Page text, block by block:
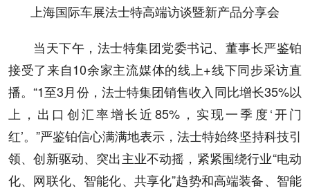
上海国际车展法士特高端访谈暨新产品分享会
当天下午，法士特集团党委书记、董事长严鉴铂
接受了来自10余家主流媒体的线上+线下同步采访直
播。“1至3月份，法士特集团销售收入同比增长35%以
上，出口创汇率增长近85%，实现一季度‘开门
红’。”严鉴铂信心满满地表示，法士特始终坚持科技引
领、创新驱动、突出主业不动摇，紧紧围绕行业“电动
化、网联化、智能化、共享化”趋势和高端装备、智能